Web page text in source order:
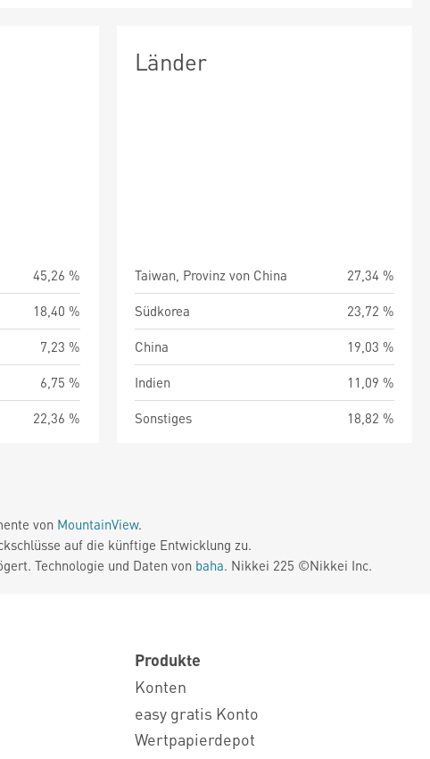
45,26 %
18,40 %
7,23 %
6,75 %
22,36 %
Länder
Taiwan, Provinz von China
27,34 %
Südkorea
23,72 %
China
19,03 %
Indien
11,09 %
Sonstiges
18,82 %
von MountainView.
auf die künftige Entwicklung zu.
Technologie und Daten von baha. Nikkei 225 ©Nikkei Inc.
Produkte
Konten
easy gratis Konto
Wertpapierdepot